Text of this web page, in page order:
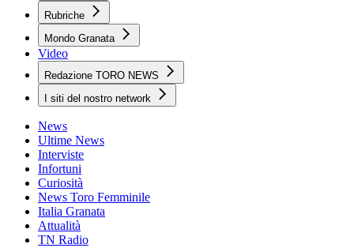
Rubriche
Mondo Granata
Video
Redazione TORO NEWS
I siti del nostro network
News
Ultime News
Interviste
Infortuni
Curiosità
News Toro Femminile
Italia Granata
Attualità
TN Radio